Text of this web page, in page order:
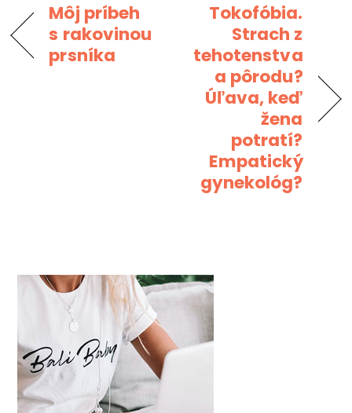
Môj príbeh
s rakovinou
prsníka
Tokofóbia.
Strach z
tehotenstva
a pôrodu?
Úľava, keď
žena
potratí?
Empatický
gynekológ?